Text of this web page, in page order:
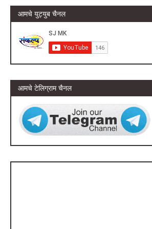
आमचे युट्युब चैनल
आमचे टेलिग्राम चैनल